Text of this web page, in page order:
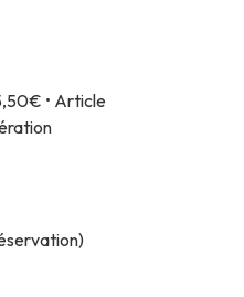
• Article